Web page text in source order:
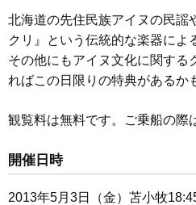
北海道の先住民族アイヌの民謡
クリ』という伝統的な楽器によ
その他にもアイヌ文化に関する
ればこの日限りの特典があるか
観覧料は無料です。ご乗船の際
開催日時
2013年5月3日（金）苫小牧